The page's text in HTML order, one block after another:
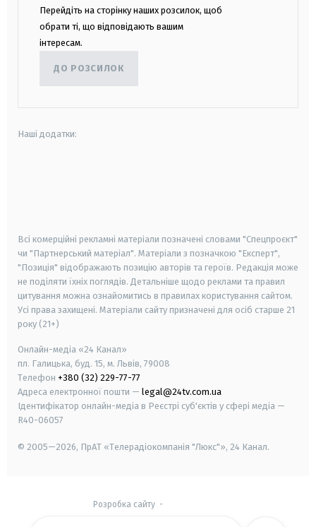
Перейдіть на сторінку наших розсилок, щоб
обрати ті, що відповідають вашим
інтересам.
ДО РОЗСИЛОК
Наші додатки:
Всі комерційні рекламні матеріали позначені словами "Спецпроєкт"
чи "Партнерський матеріал". Матеріали з позначкою "Експерт",
"Позиція" відображають позицію авторів та героїв. Редакція може
не поділяти їхніх поглядів. Детальніше щодо реклами та правил
цитування можна ознайомитись в правилах користування сайтом.
Усі права захищені. Матеріали сайту призначені для осіб старше 21
року (21+)
Онлайн-медіа «24 Канал»
пл. Галицька, буд. 15, м. Львів, 79008
Телефон +380 (32) 229-77-77
Адреса електронної пошти — legal@24tv.com.ua
Ідентифікатор онлайн-медіа в Реєстрі суб'єктів у сфері медіа —
R40-06057
© 2005—2026, ПрАТ «Телерадіокомпанія "Люкс"», 24 Канал.
Розробка сайту-